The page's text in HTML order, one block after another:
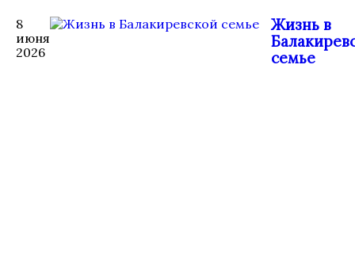
8
июня
2026
Жизнь в
семье